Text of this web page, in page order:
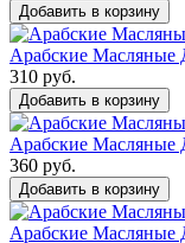
Добавить в корзину
Арабские
310 руб.
Добавить в корзину
Арабские
360 руб.
Добавить в корзину
Арабские Масляные